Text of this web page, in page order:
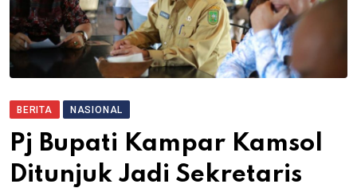
BERITA NASIONAL
Pj Bupati Kampar Kamsol
Ditunjuk Jadi Sekretaris